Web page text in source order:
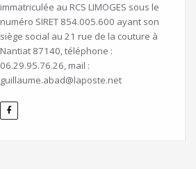
immatriculée au RCS LIMOGES sous le
numéro SIRET 854.005.600 ayant son
siège social au 21 rue de la couture à
Nantiat 87140, téléphone :
06.29.95.76.26, mail :
guillaume.abad@laposte.net